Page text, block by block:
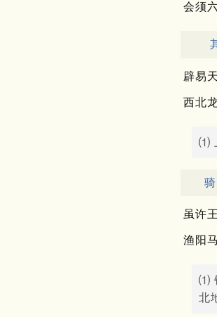
会须
辟易
西北
⑴
虽许
渔阳
⑴
北